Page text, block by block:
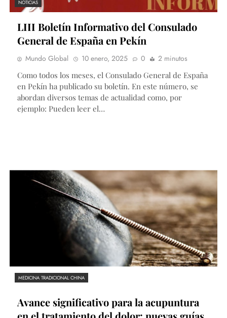
NOTICIAS
LIII Boletín Informativo del Consulado
General de España en Pekín
Mundo Global 10 enero, 2025 0
2 minutos
Como todos los meses, el Consulado General de España
en Pekín ha publicado su boletín. En este número, se
abordan diversos temas de actualidad como, por
ejemplo: Pueden leer el…
MEDICINA TRADICIONAL CHINA
Avance significativo para la acupuntura